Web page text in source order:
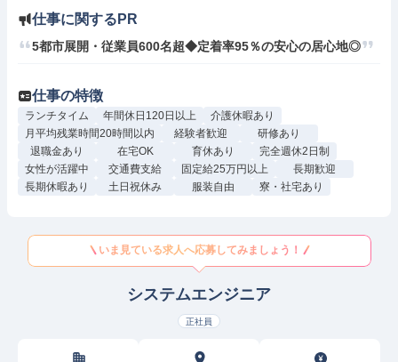
仕事に関するPR
5都市展開・従業員600名超◆定着率95％の安心の居心地◎
仕事の特徴
ランチタイム 年間休日120日以上
介護休暇あり
月平均残業時間20時間以内
経験者歓迎
研修あり
退職金あり
在宅OK 育休あり
完全週休2日制
女性が活躍中
交通費支給 固定給25万円以上
長期歓迎
長期休暇あり
土日祝休み 服装自由 寮・社宅あり
いま見ている求人へ応募してみましょう！
システムエンジニア
正社員